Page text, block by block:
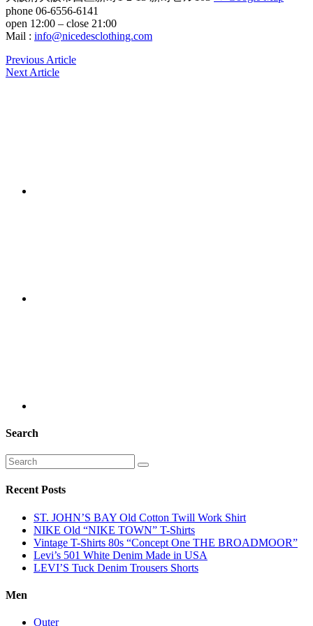
phone 06-6556-6141
open 12:00 – close 21:00
Mail : info@nicedesclothing.com
Previous Article
Next Article
Search
Recent Posts
ST. JOHN’S BAY Old Cotton Twill Work Shirt
NIKE Old “NIKE TOWN” T-Shirts
Vintage T-Shirts 80s “Concept One THE BROADMOOR”
Levi’s 501 White Denim Made in USA
LEVI’S Tuck Denim Trousers Shorts
Men
Outer